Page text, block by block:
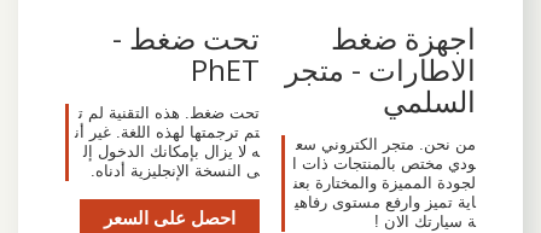
اجهزة ضغط
الاطارات - متجر
السلمي
من نحن. متجر الكتروني سع
ودي مختص بالمنتجات ذات ا
لجودة المميزة والمختارة بعن
اية تميز وارفع مستوى رفاهي
ة سيارتك الان !
تحت ضغط -
PhET
تحت ضغط. هذه التقنية لم ت
تم ترجمتها لهذه اللغة. غير أن
ه لا يزال بإمكانك الدخول إل
ى النسخة الإنجليزية أدناه.
احصل على السعر